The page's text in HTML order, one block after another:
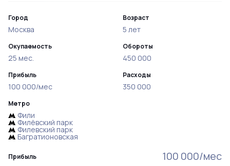
Прибыль 100 000/мес
Город
Москва
Окупаемость
25 мес.
Прибыль
100 000/мес
Возраст
5 лет
Обороты
450 000
Расходы
350 000
Метро
Фили
Филёвский парк
Филевский парк
Багратионовская